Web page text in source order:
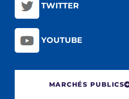
TWITTER
YOUTUBE
MARCHÉS PUBLICS